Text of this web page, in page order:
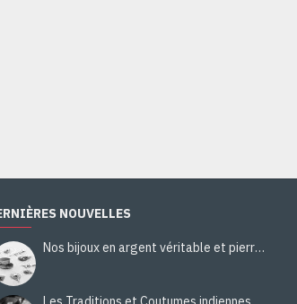
NOUVELLES
Nos bijoux en argent véritable et pierres naturelles